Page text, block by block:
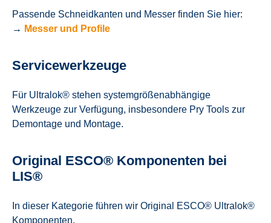
Passende Schneidkanten und Messer finden Sie hier:
→ Messer und Profile
Servicewerkzeuge
Für Ultralok® stehen systemgrößenabhängige
Werkzeuge zur Verfügung, insbesondere Pry Tools zur
Demontage und Montage.
Original ESCO® Komponenten bei
LIS®
In dieser Kategorie führen wir Original ESCO® Ultralok®
Komponenten.